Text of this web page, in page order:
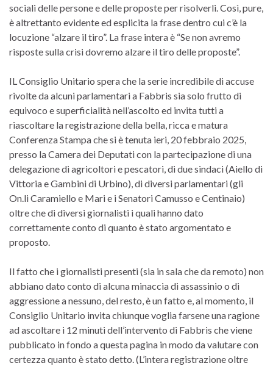
sociali delle persone e delle proposte per risolverli. Così, pure,
è altrettanto evidente ed esplicita la frase dentro cui c’è la
locuzione “alzare il tiro”. La frase intera è “Se non avremo
risposte sulla crisi dovremo alzare il tiro delle proposte”.
IL Consiglio Unitario spera che la serie incredibile di accuse
rivolte da alcuni parlamentari a Fabbris sia solo frutto di
equivoco e superficialità nell’ascolto ed invita tutti a
riascoltare la registrazione della bella, ricca e matura
Conferenza Stampa che si è tenuta ieri, 20 febbraio 2025,
presso la Camera dei Deputati con la partecipazione di una
delegazione di agricoltori e pescatori, di due sindaci (Aiello di
Vittoria e Gambini di Urbino), di diversi parlamentari (gli
On.li Caramiello e Mari e i Senatori Camusso e Centinaio)
oltre che di diversi giornalisti i quali hanno dato
correttamente conto di quanto è stato argomentato e
proposto.
Il fatto che i giornalisti presenti (sia in sala che da remoto) non
abbiano dato conto di alcuna minaccia di assassinio o di
aggressione a nessuno, del resto, è un fatto e, al momento, il
Consiglio Unitario invita chiunque voglia farsene una ragione
ad ascoltare i 12 minuti dell’intervento di Fabbris che viene
pubblicato in fondo a questa pagina in modo da valutare con
certezza quanto è stato detto. (L’intera registrazione oltre